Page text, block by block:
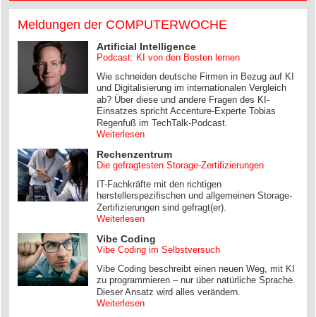
Meldungen der COMPUTERWOCHE
Artificial Intelligence
Podcast: KI von den Besten lernen
Wie schneiden deutsche Firmen in Bezug auf KI
und Digitalisierung im internationalen Vergleich
ab? Über diese und andere Fragen des KI-
Einsatzes spricht Accenture-Experte Tobias
Regenfuß im TechTalk-Podcast.
Weiterlesen
Rechenzentrum
Die gefragtesten Storage-Zertifizierungen
IT-Fachkräfte mit den richtigen
herstellerspezifischen und allgemeinen Storage-
Zertifizierungen sind gefragt(er).
Weiterlesen
Vibe Coding
Vibe Coding im Selbstversuch
Vibe Coding beschreibt einen neuen Weg, mit KI
zu programmieren – nur über natürliche Sprache.
Dieser Ansatz wird alles verändern.
Weiterlesen